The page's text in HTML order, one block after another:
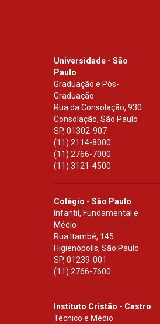
Universidade - São
Paulo
Graduação e Pós-
Graduação
Rua da Consolação, 930
Consolação, São Paulo
SP, 01302-907
(11) 2114-8000
(11) 2766-7000
(11) 3121-4500
Colégio - São Paulo
Infantil, Fundamental e
Médio
Rua Itambé, 145
Higienópolis, São Paulo
SP, 01239-001
(11) 2766-7600
Instituto Cristão - Castro
Técnico e Médio